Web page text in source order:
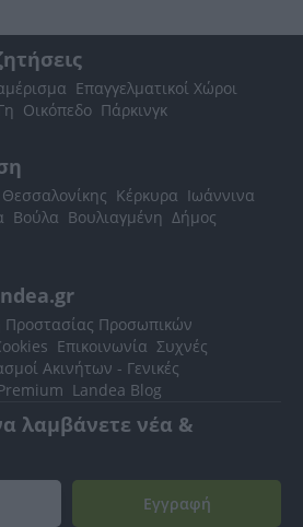
Επαγγελματικοί Χώροι
Οικόπεδο Πάρκινγκ
Κέρκυρα Ιωάννινα
Βούλα Βουλιαγμένη Δήμος
Προστασίας Προσωπικών
Επικοινωνία Συχνές
Ακινήτων - Γενικές
Landea Blog
λαμβάνετε νέα &
Εγγραφή